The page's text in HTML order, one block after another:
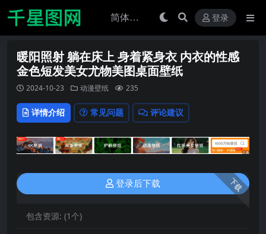
登录
暖阳照射 躺在床上 身着紧身衣 内衣的性感
金色短发美女尤物美图桌面壁纸
2024-10-23 动漫壁纸 235
详情介绍 常见问题 评论建议
下载
登录后下载
包含资源: (1个)